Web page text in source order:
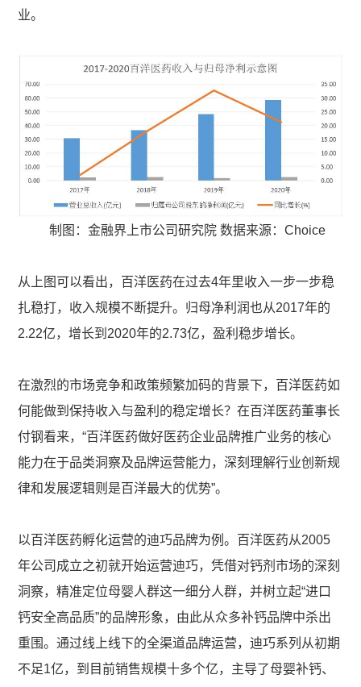
业。
制图：金融界上市公司研究院 数据来源：Choice
从上图可以看出，百洋医药在过去4年里收入一步一步稳
扎稳打，收入规模不断提升。归母净利润也从2017年的
2.22亿，增长到2020年的2.73亿，盈利稳步增长。
在激烈的市场竞争和政策频繁加码的背景下，百洋医药如
何能做到保持收入与盈利的稳定增长？在百洋医药董事长
付钢看来，“百洋医药做好医药企业品牌推广业务的核心
能力在于品类洞察及品牌运营能力，深刻理解行业创新规
律和发展逻辑则是百洋最大的优势”。
以百洋医药孵化运营的迪巧品牌为例。百洋医药从2005
年公司成立之初就开始运营迪巧，凭借对钙剂市场的深刻
洞察，精准定位母婴人群这一细分人群，并树立起“进口
钙安全高品质”的品牌形象，由此从众多补钙品牌中杀出
重围。通过线上线下的全渠道品牌运营，迪巧系列从初期
不足1亿，到目前销售规模十多个亿，主导了母婴补钙、